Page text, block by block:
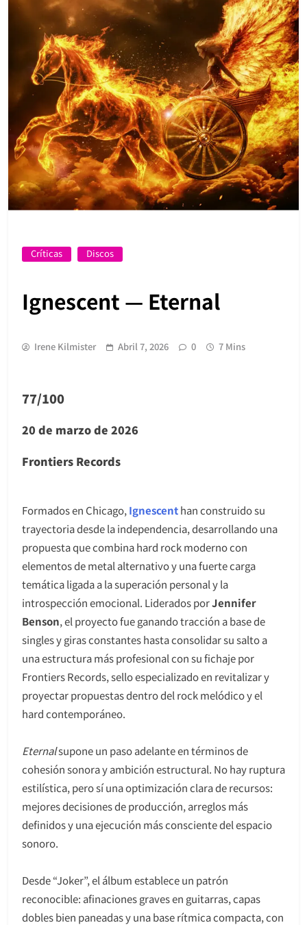
Críticas Discos
Ignescent — Eternal
Irene Kilmister Abril 7, 2026 0 7 Mins
77/100
20 de marzo de 2026
Frontiers Records
Formados en Chicago, Ignescenthan construido su
trayectoria desde la independencia, desarrollando una
propuesta que combina hard rock moderno con
elementos de metal alternativo y una fuerte carga
temática ligada a la superación personal y la
introspección emocional. Liderados porJennifer
Benson, el proyecto fue ganando tracción a base de
singles y giras constantes hasta consolidar su salto a
una estructura más profesional con su fichaje por
Frontiers Records, sello especializado en revitalizar y
proyectar propuestas dentro del rock melódico y el
hard contemporáneo.
Eternalsupone un paso adelante en términos de
cohesión sonora y ambición estructural. No hay ruptura
estilística, pero sí una optimización clara de recursos:
mejores decisiones de producción, arreglos más
definidos y una ejecución más consciente del espacio
sonoro.
Desde “Joker”, el álbum establece un patrón
reconocible: afinaciones graves en guitarras, capas
dobles bien paneadas y una base rítmica compacta, con